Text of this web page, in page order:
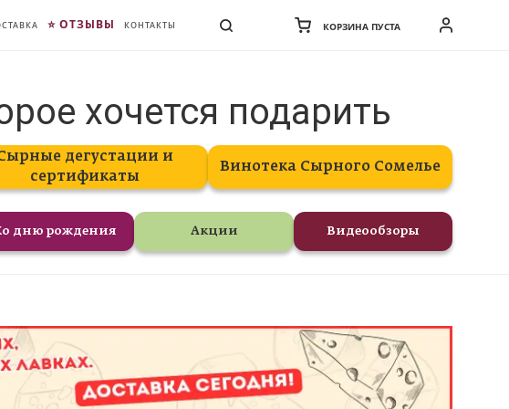
ОТЗЫВЫ КОНТАКТЫ КОРЗИНА ПУСТА
хочется подарить
дегустации и
сертификаты
Винотека Сырного Сомелье
дню рождения Акции Видеообзоры